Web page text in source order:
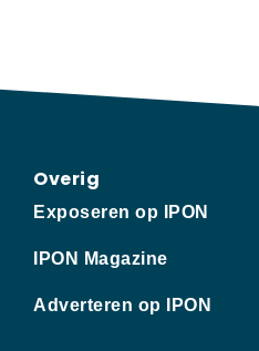
Overig
Exposeren op IPON
IPON Magazine
Adverteren op IPON